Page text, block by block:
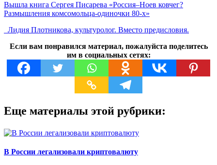
Вышла книга Сергея Писарева «Россия–Ноев ковчег?
Размышления комсомольца-одиночки 80-х»
Лидия Плотникова, культуролог. Вместо предисловия.
Если вам понравился материал, пожалуйста поделитесь
им в социальных сетях:
Еще материалы этой рубрики:
В России легализовали криптовалюту